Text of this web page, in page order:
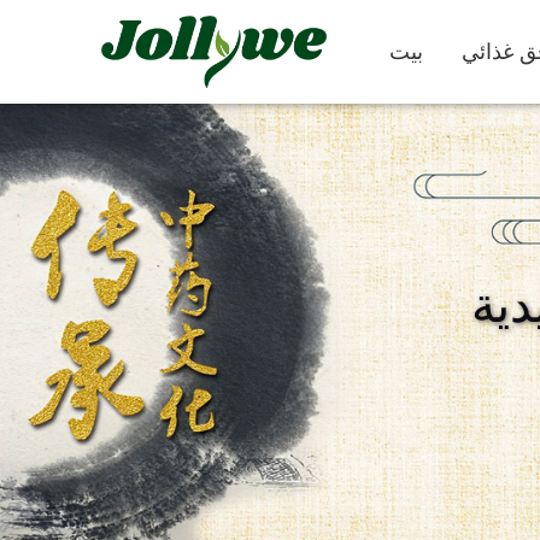
بيت
تخفيف الإمساك
مكمل غذائي
لإنقاص الوزن
التجميل
حبوب كبسولات